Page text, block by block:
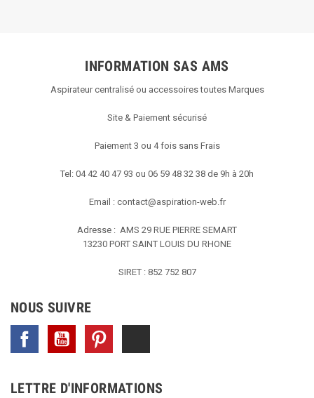
INFORMATION SAS AMS
Aspirateur centralisé ou accessoires toutes Marques
Site & Paiement sécurisé
Paiement 3 ou 4 fois sans Frais
Tel: 04 42 40 47 93 ou 06 59 48 32 38 de 9h à 20h
Email : contact@aspiration-web.fr
Adresse : AMS 29 RUE PIERRE SEMART
13230 PORT SAINT LOUIS DU RHONE
SIRET : 852 752 807
NOUS SUIVRE
Facebook YouTube
LETTRE D'INFORMATIONS